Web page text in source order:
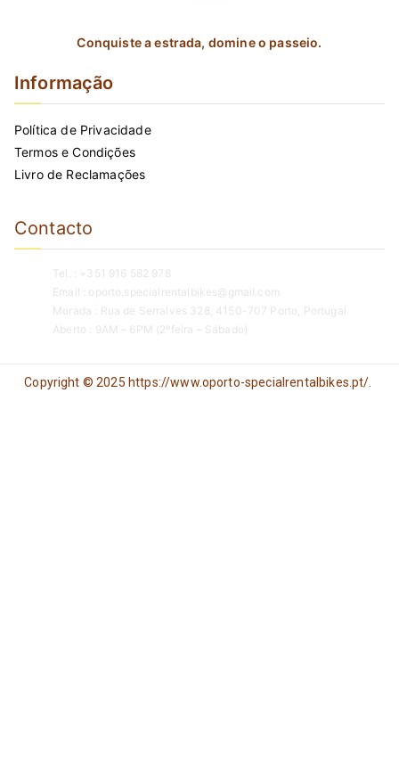
Conquiste a estrada, domine o passeio.
Informação
Política de Privacidade
Termos e Condições
Livro de Reclamações
Contacto
Tel. : +351 916 582 978
Email : oporto.specialrentalbikes@gmail.com
Morada : Rua de Serralves 328, 4150-707 Porto, Portugal
Aberto : 9AM – 6PM (2ºfeira – Sábado)
Copyright © 2025 https://www.oporto-specialrentalbikes.pt/.